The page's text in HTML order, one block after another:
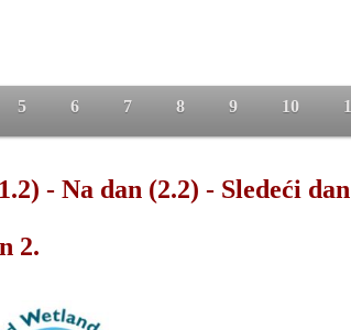
5 6 7 8 9 10
- Na dan (2.2) - Sledeći
2.